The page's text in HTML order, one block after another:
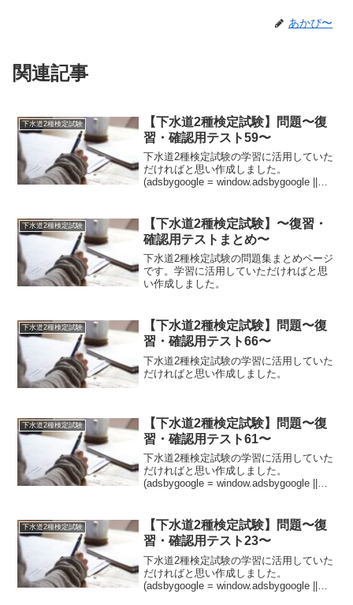
あかぴ〜
関連記事
下水道2種検定試験
【下水道2種検定試験】問題〜復
習・確認用テスト59〜
下水道2種検定試験の学習に活用していた
だければと思い作成しました。
(adsbygoogle = window.adsbygoogle ||
mm...
下水道2種検定試験
【下水道2種検定試験】〜復習・
確認用テストまとめ〜
下水道2種検定試験の問題集まとめページ
です。学習に活用していただければと思
い作成しました。
下水道2種検定試験
【下水道2種検定試験】問題〜復
習・確認用テスト66〜
下水道2種検定試験の学習に活用していた
だければと思い作成しました。
下水道2種検定試験
【下水道2種検定試験】問題〜復
習・確認用テスト61〜
下水道2種検定試験の学習に活用していた
だければと思い作成しました。
(adsbygoogle = window.adsbygoogle ||
B:J】...
下水道2種検定試験
【下水道2種検定試験】問題〜復
習・確認用テスト23〜
下水道2種検定試験の学習に活用していた
だければと思い作成しました。
(adsbygoogle = window.adsbygoogle ||